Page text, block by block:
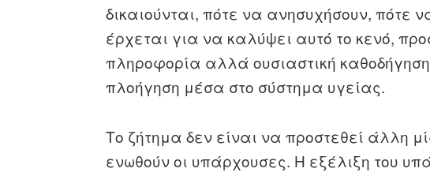
δικαιούνται, πότε να ανησυχήσουν, πότε
έρχεται για να καλύψει αυτό το κενό,
πληροφορία αλλά ουσιαστική
πλοήγηση μέσα στο σύστημα υγείας.
Το ζήτημα δεν είναι να προστεθεί άλλη
ενωθούν οι υπάρχουσες. Η εξέλιξη του